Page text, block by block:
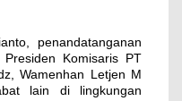
penandatanganan
Komisaris PT
Wamenhan Letjen M
lain di lingkungan